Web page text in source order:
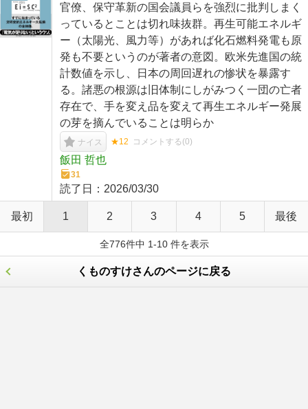
官僚、保守革新の国会議員らを強烈に批判しまく
っているとことは切れ味抜群。再生可能エネルギ
ー（太陽光、風力等）があれば化石燃料発電も原
発も不要というのが著者の意図。欧米先進国の統
計数値を示し、日本の周回遅れの惨状を暴露す
る。諸悪の根源は旧体制にしがみつく一団の亡者
存在で、手を変え品を変えて再生エネルギー発展
の芽を摘んでいることは明らか
ナイス ★12 コメントする(0)
飯田 哲也
31
読了日： 2026/03/30
最初 1 2 3 4 5 最後
全776件中 1-10 件を表示
くものすけさんのページに戻る